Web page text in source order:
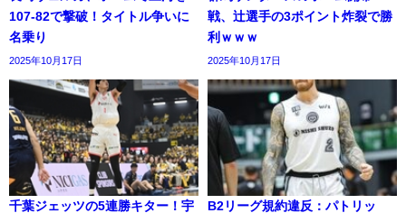
107-82で撃破！タイトル争いに
名乗り
2025年10月17日
戦、辻選手の3ポイント炸裂で勝
利ｗｗｗ
2025年10月17日
千葉ジェッツの5連勝キター！宇
B2リーグ規約違反：パトリッ